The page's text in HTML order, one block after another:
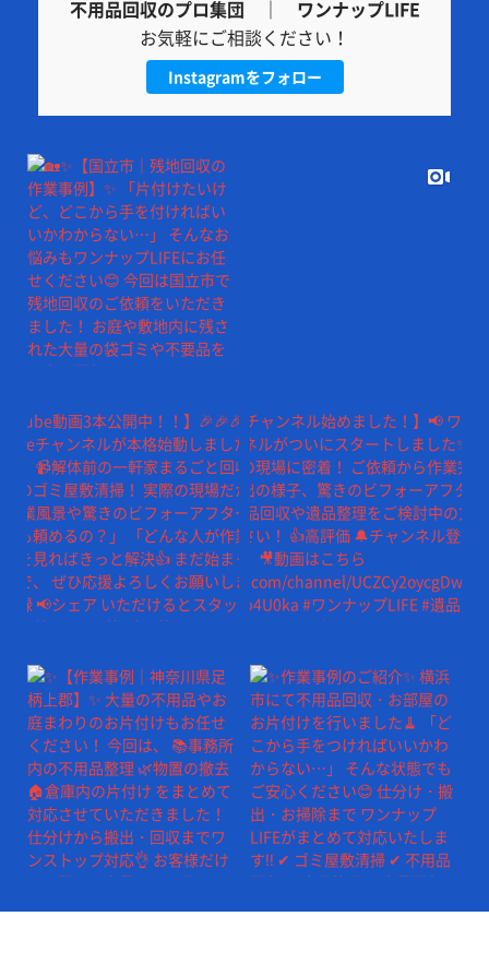
不用品回収のプロ集団 ｜ ワンナップLIFE
お気軽にご相談ください！
Instagramをフォロー